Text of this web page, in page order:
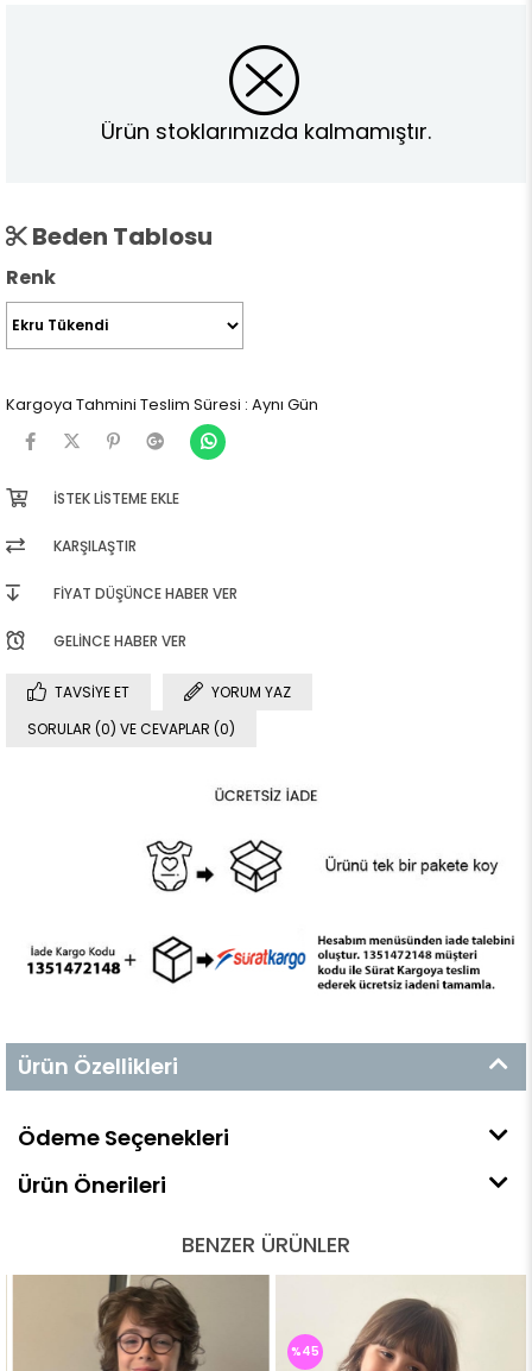
Ürün stoklarımızda kalmamıştır.
Beden Tablosu
Renk
Kargoya Tahmini Teslim Süresi : Aynı Gün
İSTEK LISTEME EKLE
KARŞILAŞTIR
FIYAT DÜŞÜNCE HABER VER
GELINCE HABER VER
TAVSIYE ET
YORUM YAZ
SORULAR (0) VE CEVAPLAR (0)
Ürün Özellikleri
Ödeme Seçenekleri
Ürün Önerileri
BENZER ÜRÜNLER
%45